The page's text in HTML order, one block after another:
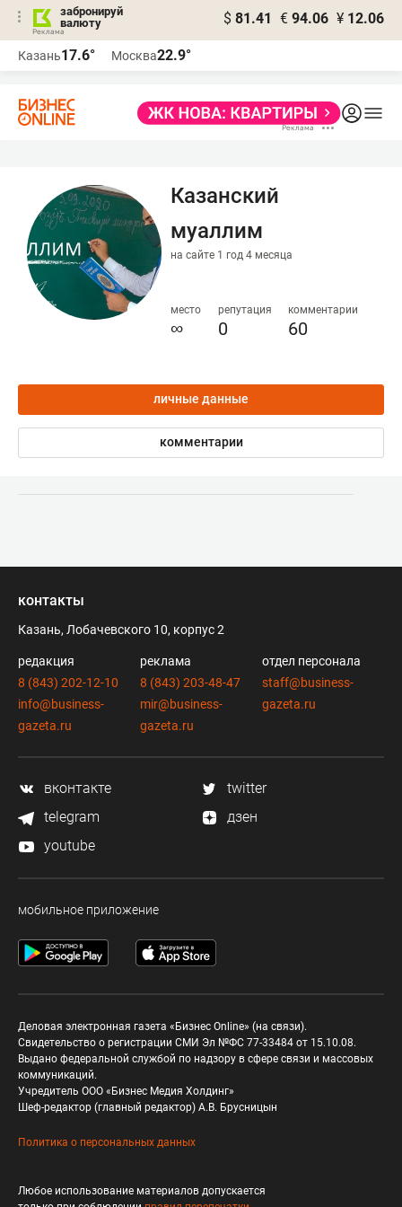
забронируй
валюту
$ 81.41 € 94.06 ¥ 12.06
Казань17.6° Москва22.9°
Казанский
муаллим
на сайте 1 год 4 месяца
место
∞
репутация
0
комментарии
60
личные данные
комментарии
контакты
Казань, Лобачевского 10, корпус 2
редакция
8 (843) 202-12-10
info@business-
gazeta.ru
реклама
8 (843) 203-48-47
mir@business-
gazeta.ru
отдел персонала
staff@business-
gazeta.ru
вконтакте
twitter
telegram
дзен
youtube
мобильное приложение
Деловая электронная газета «Бизнес Online» (на связи).
Свидетельство о регистрации СМИ Эл №ФС 77-33484 от 15.10.08.
Выдано федеральной службой по надзору в сфере связи и массовых
коммуникаций.
Учредитель ООО «Бизнес Медия Холдинг»
Шеф-редактор (главный редактор) А.В. Брусницын
Политика о персональных данных
Любое использование материалов допускается